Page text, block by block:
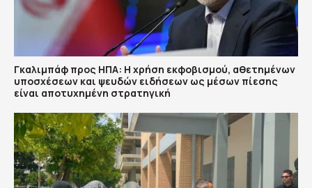
Γκαλιμπάφ προς ΗΠΑ: Η χρήση εκφοβισμού, αθετημένων
υποσχέσεων και ψευδών ειδήσεων ως μέσων πίεσης
είναι αποτυχημένη στρατηγική